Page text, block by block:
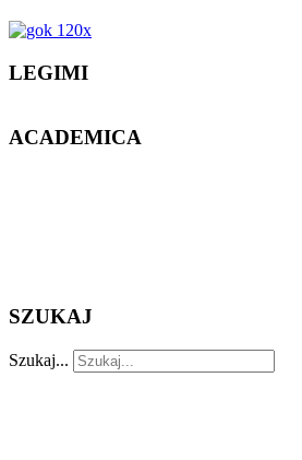
LEGIMI
ACADEMICA
SZUKAJ
Szukaj...